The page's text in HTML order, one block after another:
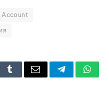
TumblrEmail Telegram